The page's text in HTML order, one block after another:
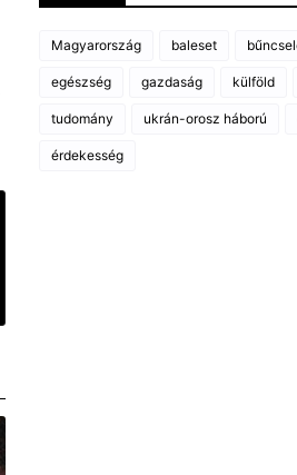
Magyarország baleset
egészség gazdaság külföld
tudomány ukrán-orosz háború
érdekesség